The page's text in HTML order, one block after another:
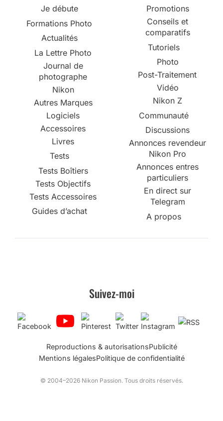
Je débute
Formations Photo
Actualités
La Lettre Photo
Journal de
photographe
Nikon
Autres Marques
Logiciels
Accessoires
Livres
Tests
Tests Boîtiers
Tests Objectifs
Tests Accessoires
Guides d’achat
Promotions
Conseils et
comparatifs
Tutoriels
Photo
Post-Traitement
Vidéo
Nikon Z
Communauté
Discussions
Annonces revendeur
Nikon Pro
Annonces entres
particuliers
En direct sur
Telegram
A propos
Suivez-moi
Reproductions & autorisationsPublicité
Mentions légalesPolitique de confidentialité
© 2004–2026 Nikon Passion. Tous droits réservés.